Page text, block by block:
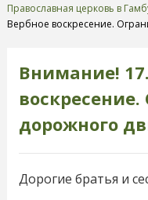
Православная церковь в
Вербное воскресение.
Внимание!
дорожного
Дорогие братья и